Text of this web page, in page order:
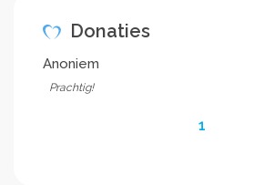
Donaties
Anoniem
Prachtig!
1